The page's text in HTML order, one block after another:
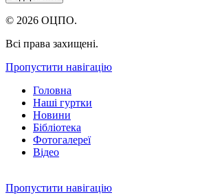
© 2026 ОЦПО.
Всі права захищені.
Пропустити навігацію
Головна
Наші гуртки
Новини
Бібліотека
Фотогалереї
Відео
Пропустити навігацію